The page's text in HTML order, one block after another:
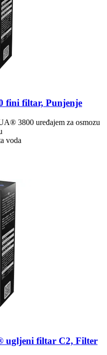
fini filtar, Punjenje
3800 uređajem za osmozu
voda
ugljeni filtar C2, Filter